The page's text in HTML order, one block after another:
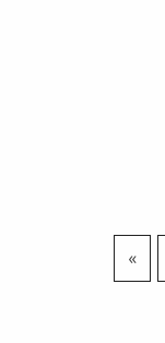
«